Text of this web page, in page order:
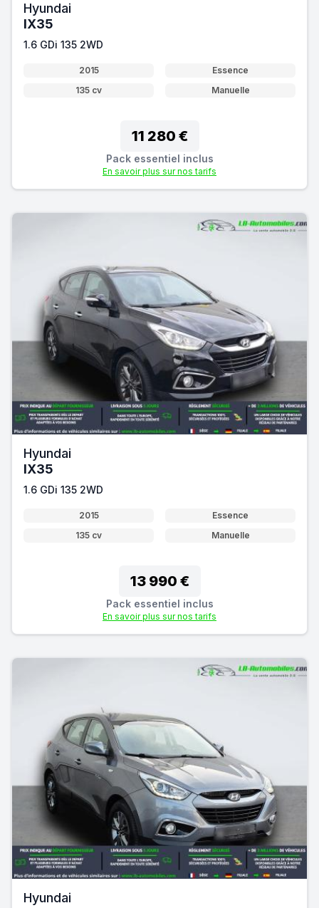
Hyundai
IX35
1.6 GDi 135 2WD
2015
Essence
135 cv
Manuelle
11 280 €
Pack essentiel inclus
En savoir plus sur nos tarifs
Hyundai
IX35
1.6 GDi 135 2WD
2015
Essence
135 cv
Manuelle
13 990 €
Pack essentiel inclus
En savoir plus sur nos tarifs
Hyundai